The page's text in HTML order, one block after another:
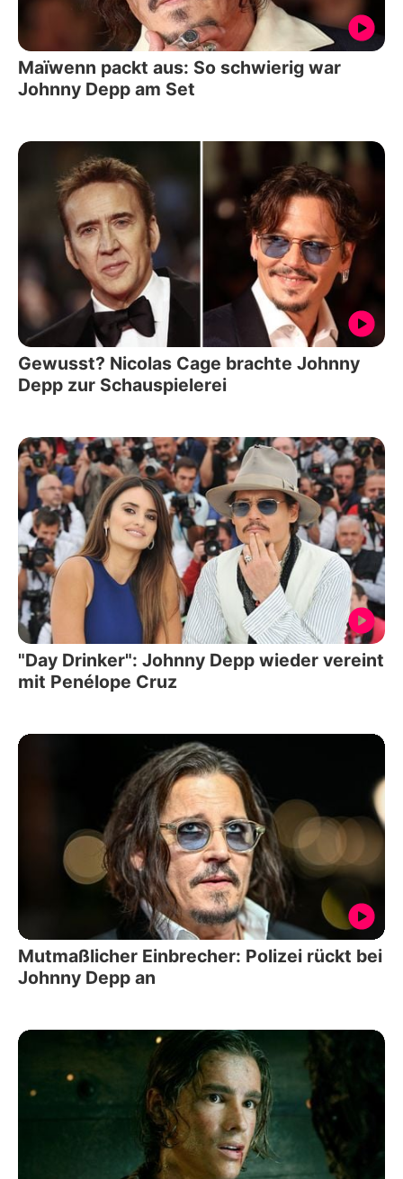
Maïwenn packt aus: So schwierig war
Johnny Depp am Set
Gewusst? Nicolas Cage brachte Johnny
Depp zur Schauspielerei
"Day Drinker": Johnny Depp wieder vereint
mit Penélope Cruz
Mutmaßlicher Einbrecher: Polizei rückt bei
Johnny Depp an